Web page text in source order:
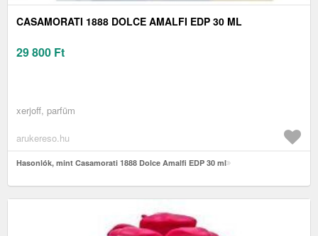
CASAMORATI 1888 DOLCE AMALFI EDP 30 ML
29 800 Ft
xerjoff, parfüm
arukereso.hu
Hasonlók, mint Casamorati 1888 Dolce Amalfi EDP 30 ml